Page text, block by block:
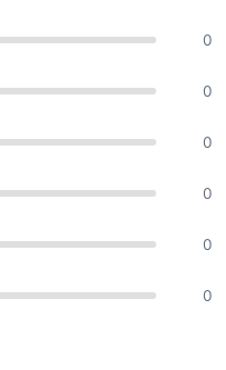
0
0
0
0
0
0